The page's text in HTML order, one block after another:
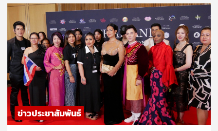
ข่าวประชาสัมพันธ์